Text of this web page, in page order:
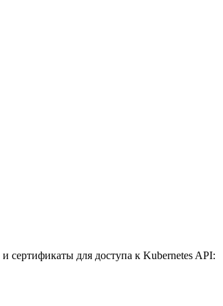
и сертификаты для доступа к Kubernetes API: